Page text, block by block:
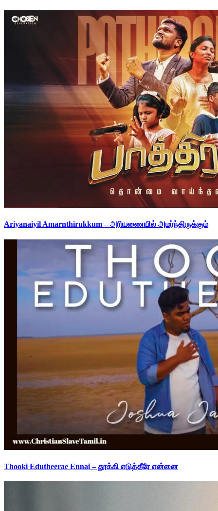
Ariyanaiyil Amarnthirukkum – அரியணையில் அமர்ந்திருக்கும்
Thooki Edutheerae Ennai – தூக்கி எடுத்தீரே என்னை